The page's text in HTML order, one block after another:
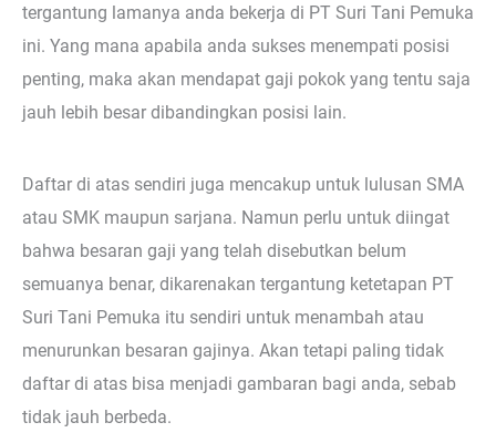
tergantung lamanya anda bekerja di PT Suri Tani Pemuka
ini. Yang mana apabila anda sukses menempati posisi
penting, maka akan mendapat gaji pokok yang tentu saja
jauh lebih besar dibandingkan posisi lain.
Daftar di atas sendiri juga mencakup untuk lulusan SMA
atau SMK maupun sarjana. Namun perlu untuk diingat
bahwa besaran gaji yang telah disebutkan belum
semuanya benar, dikarenakan tergantung ketetapan PT
Suri Tani Pemuka itu sendiri untuk menambah atau
menurunkan besaran gajinya. Akan tetapi paling tidak
daftar di atas bisa menjadi gambaran bagi anda, sebab
tidak jauh berbeda.